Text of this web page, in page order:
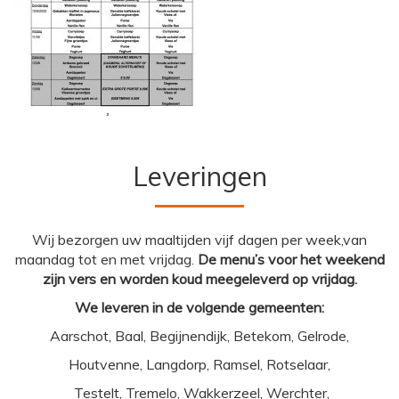
Leveringen
Wij bezorgen uw maaltijden vijf dagen per week,van
maandag tot en met vrijdag. De menu’s voor het weekend
zijn vers en worden koud meegeleverd op vrijdag.
We leveren in de volgende gemeenten:
Aarschot, Baal, Begijnendijk, Betekom, Gelrode,
Houtvenne, Langdorp, Ramsel, Rotselaar,
Testelt, Tremelo, Wakkerzeel, Werchter,